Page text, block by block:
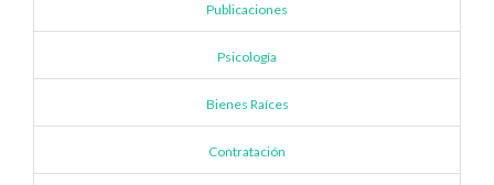
Publicaciones
Psicología
Bienes Raíces
Contratación